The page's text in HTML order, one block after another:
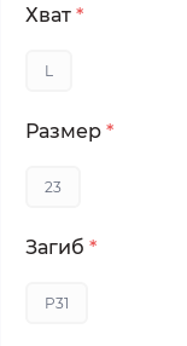
Хват *
L
Размер *
23
Загиб *
P31